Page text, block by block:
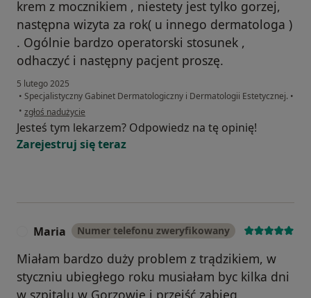
krem z mocznikiem , niestety jest tylko gorzej,
następna wizyta za rok( u innego dermatologa )
. Ogólnie bardzo operatorski stosunek ,
odhaczyć i następny pacjent proszę.
5 lutego 2025
• Specjalistyczny Gabinet Dermatologiczny i Dermatologii Estetycznej. •
• w opinii użytkownika Mikab
zgłoś nadużycie
Jesteś tym lekarzem? Odpowiedz na tę opinię!
Zarejestruj się teraz
Maria Numer telefonu zweryfikowany
Miałam bardzo duży problem z trądzikiem, w
styczniu ubiegłego roku musiałam byc kilka dni